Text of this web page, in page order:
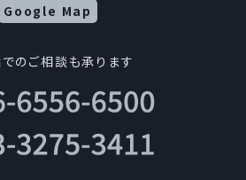
Google Map
のご相談も承ります